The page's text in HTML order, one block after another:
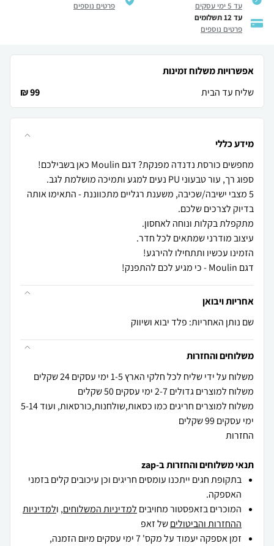
עד 5 ימי עסקים
פרטים נוספים
עד 12 תשלומים
פרטים נוספים
אפשרויות משלוח זמינות
שליח עד הבית
99 ₪
מידע כללי
5 מצבי ישיבה/שכיבה, משענת רגליים מתכווננת - התאימו אותה
דגם Moulin - כי מגיע לכם להתפנק!
אחריות ויבואן
שם נותן האחריות: פלד יבוא ושיווק
משלוחים והחזרות
משלוח למוצרים חריגים כמו כסאות,שולחנות,כורסאות, ועוד 5-14
החזרות
תנאי משלוחים והחזרות ב-zap
בתקופת חגים ייתכנו עומסים חריגים וכן עיכובים קלים בזמני
האספקה.
המוכרים בזאפסטור מחויבים למדיניות המשלוחים, ולמדיניות
ההחזרות והביטוליםשל זאפ
זמן אספקה יעמוד על מקס' 7 ימי עסקים מיום הזמנה,